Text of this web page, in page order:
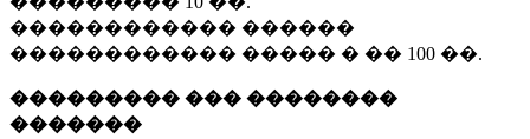
������������ ������
������������ ����� � �� 100 ��.
��������� ��� ��������
�������